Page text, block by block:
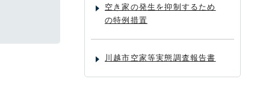
空き家の発生を抑制するため
の特例措置
川越市空家等実態調査報告書